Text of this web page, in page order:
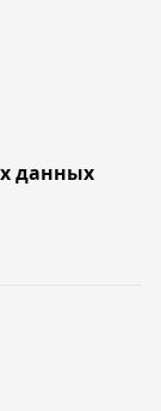
данных